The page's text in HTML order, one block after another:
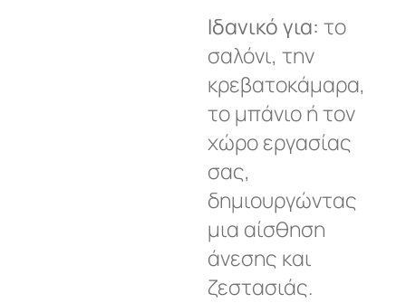
Ιδανικό για: το
σαλόνι, την
κρεβατοκάμαρα,
το μπάνιο ή τον
χώρο εργασίας
σας,
δημιουργώντας
μια αίσθηση
άνεσης και
ζεστασιάς.